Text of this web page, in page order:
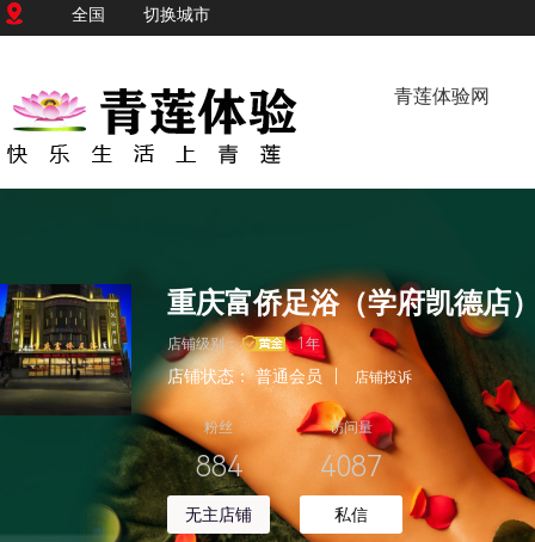
全国 切换城市
青莲体验网
重庆富侨足浴（学府凯德店
店铺级别： 1年
店铺状态：普通会员 店铺投诉
粉丝
884
无主店铺
访问量
4087
私信